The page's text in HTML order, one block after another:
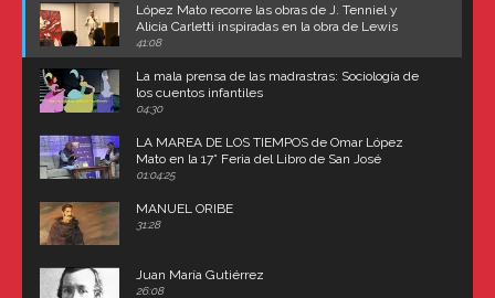
López Mato recorre las obras de J. Tenniel y
Alicia Carletti inspiradas en la obra de Lewis
Carroll
41:08
La mala prensa de las madrastras: Sociología de
los cuentos infantiles
04:30
LA MAREA DE LOS TIEMPOS de Omar López
Mato en la 17° Feria del Libro de San José
(Uruguay)
01:04:25
MANUEL ORIBE
31:28
Juan María Gutiérrez
26:08